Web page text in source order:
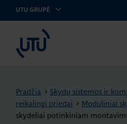
UTU GRUPĖ
UTU Lithuania
Pradžia > Skydų sistemos ir
reikalingi priedai > Moduliniai
skydeliai potinkiniam